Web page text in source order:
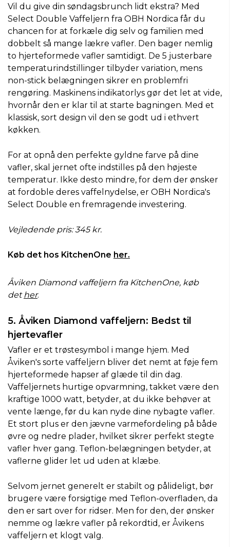
Vil du give din søndagsbrunch lidt ekstra? Med
Select Double Vaffeljern fra OBH Nordica får du
chancen for at forkæle dig selv og familien med
dobbelt så mange lækre vafler. Den bager nemlig
to hjerteformede vafler samtidigt. De 5 justerbare
temperaturindstillinger tilbyder variation, mens
non-stick belægningen sikrer en problemfri
rengøring. Maskinens indikatorlys gør det let at vide,
hvornår den er klar til at starte bagningen. Med et
klassisk, sort design vil den se godt ud i ethvert
køkken.
For at opnå den perfekte gyldne farve på dine
vafler, skal jernet ofte indstilles på den højeste
temperatur. Ikke desto mindre, for dem der ønsker
at fordoble deres vaffelnydelse, er OBH Nordica's
Select Double en fremragende investering.
Vejledende pris: 345 kr.
Køb det hos KitchenOne her.
Åviken Diamond vaffeljern fra KitchenOne, køb
dether.
5. Åviken Diamond vaffeljern: Bedst til
hjertevafler
Vafler er et trøstesymbol i mange hjem. Med
Åviken's sorte vaffeljern bliver det nemt at føje fem
hjerteformede hapser af glæde til din dag.
Vaffeljernets hurtige opvarmning, takket være den
kraftige 1000 watt, betyder, at du ikke behøver at
vente længe, før du kan nyde dine nybagte vafler.
Et stort plus er den jævne varmefordeling på både
øvre og nedre plader, hvilket sikrer perfekt stegte
vafler hver gang. Teflon-belægningen betyder, at
vaflerne glider let ud uden at klæbe.
Selvom jernet generelt er stabilt og pålideligt, bør
brugere være forsigtige med Teflon-overfladen, da
den er sart over for ridser. Men for den, der ønsker
nemme og lækre vafler på rekordtid, er Åvikens
vaffeljern et klogt valg.